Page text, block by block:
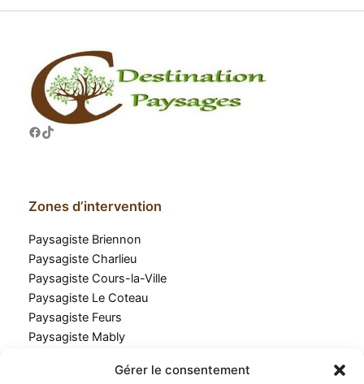
Gérer le consentement
Facebook
TikTok
Zones d’intervention
Paysagiste Briennon
Paysagiste Charlieu
Paysagiste Cours-la-Ville
Paysagiste Le Coteau
Paysagiste Feurs
Paysagiste Mably
Paysagiste Perreux